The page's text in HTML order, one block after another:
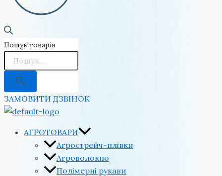
Пошук товарів
ЗАМОВИТИ ДЗВІНОК
АГРОТОВАРИ
Агрострейч-плівки
Агроволокно
Полімерні рукави